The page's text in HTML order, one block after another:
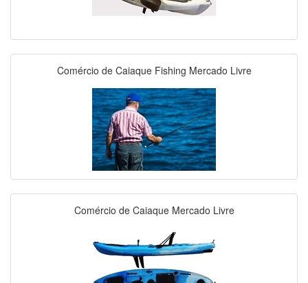
Comércio de Caiaque Fishing Mercado Livre
Comércio de Caiaque Mercado Livre